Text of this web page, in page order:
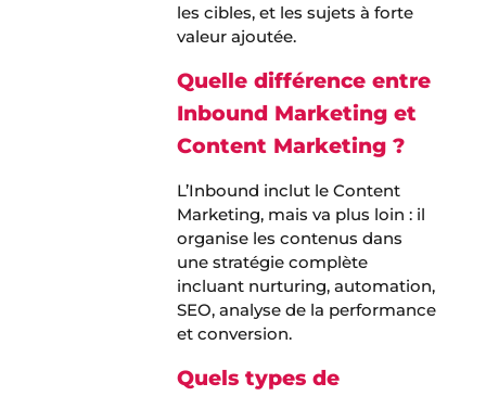
les cibles, et les sujets à forte
valeur ajoutée.
Quelle différence entre
Inbound Marketing et
Content Marketing ?
L’Inbound inclut le Content
Marketing, mais va plus loin : il
organise les contenus dans
une stratégie complète
incluant nurturing, automation,
SEO, analyse de la performance
et conversion.
Quels types de